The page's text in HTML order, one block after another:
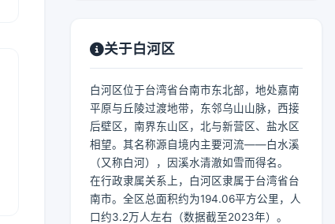
关于白河区
白河区位于台湾省台南市东北部，地处嘉南
平原与丘陵过渡地带，东邻乌山山脉，西接
后壁区，南界东山区，北与新营区、盐水区
相望。其名称源自境内主要河流——白水溪
（又称白河），因溪水清澈如雪而得名。
在行政隶属关系上，白河区隶属于台湾省台
南市。全区总面积约为194.06平方公里，人
口约3.2万人左右（数据截至2023年）。